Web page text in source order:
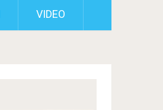
VIDEO